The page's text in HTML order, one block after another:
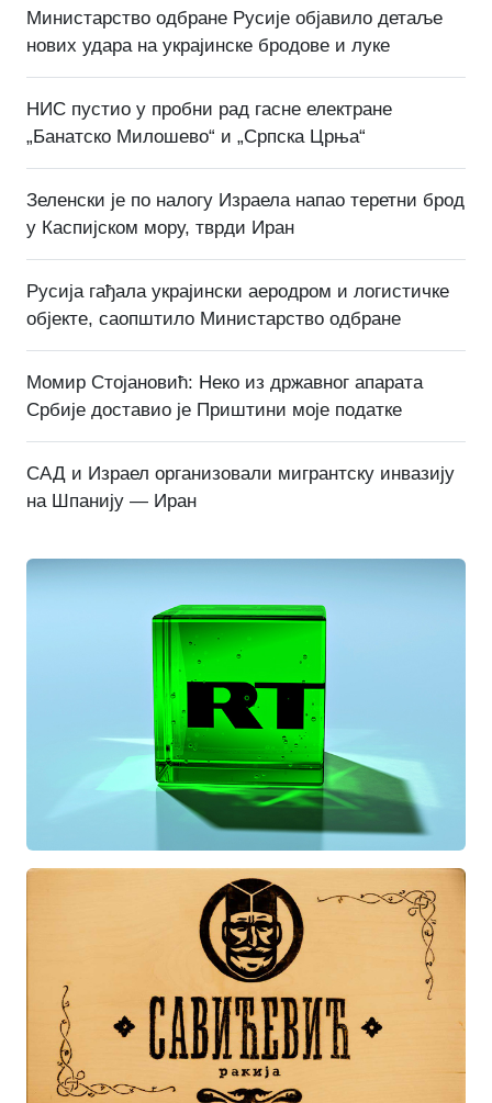
Министарство одбране Русије објавило детаље
нових удара на украјинске бродове и луке
НИС пустио у пробни рад гасне електране
„Банатско Милошево“ и „Српска Црња“
Зеленски је по налогу Израела напао теретни брод
у Каспијском мору, тврди Иран
Русија гађала украјински аеродром и логистичке
објекте, саопштило Министарство одбране
Момир Стојановић: Неко из државног апарата
Србије доставио је Приштини моје податке
САД и Израел организовали мигрантску инвазију
на Шпанију — Иран